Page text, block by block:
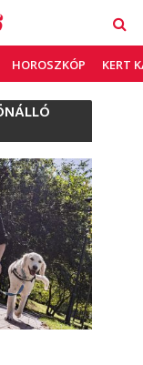
HOROSZKÓP KERT